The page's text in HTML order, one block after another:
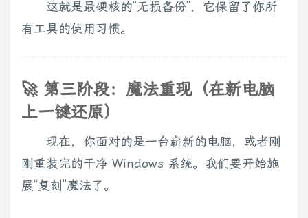
这就是最硬核的“无损备份”，它保留了你所
有工具的使用习惯。
🚀 第三阶段：魔法重现（在新电脑
上一键还原）
现在，你面对的是一台崭新的电脑，或者刚
刚重装完的干净 Windows 系统。我们要开始施
展“复刻”魔法了。